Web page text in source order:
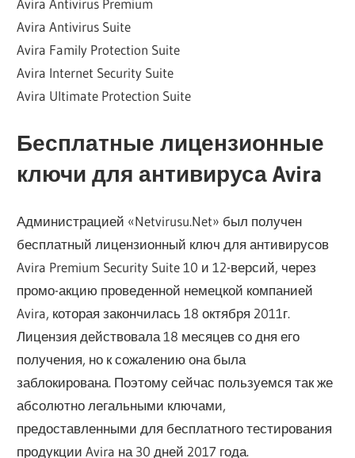
Avira Antivirus Premium
Avira Antivirus Suite
Avira Family Protection Suite
Avira Internet Security Suite
Avira Ultimate Protection Suite
Бесплатные лицензионные
ключи для антивируса Avira
Администрацией «Netvirusu.Net» был получен
бесплатный лицензионный ключ для антивирусов
Avira Premium Security Suite 10 и 12-версий, через
промо-акцию проведенной немецкой компанией
Avira, которая закончилась 18 октября 2011г.
Лицензия действовала 18 месяцев со дня его
получения, но к сожалению она была
заблокирована. Поэтому сейчас пользуемся так же
абсолютно легальными ключами,
предоставленными для бесплатного тестирования
продукции Avira на 30 дней 2017 года.